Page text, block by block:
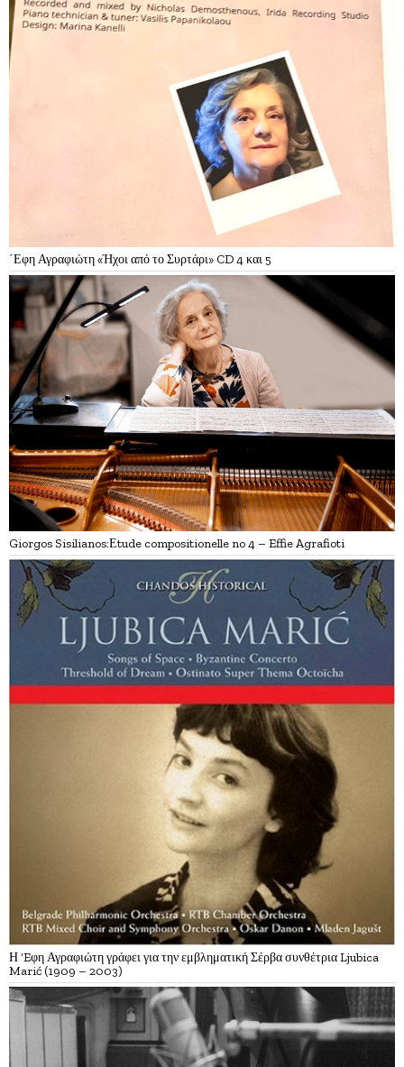
΄Εφη Αγραφιώτη «Ήχοι από το Συρτάρι» CD 4 και 5
Giorgos Sisilianos:Εtude compositionelle no 4 – Effie Agrafioti
Η ‘Eφη Αγραφιώτη γράφει για την εμβληματική Σέρβα συνθέτρια Ljubica
Marić (1909 – 2003)